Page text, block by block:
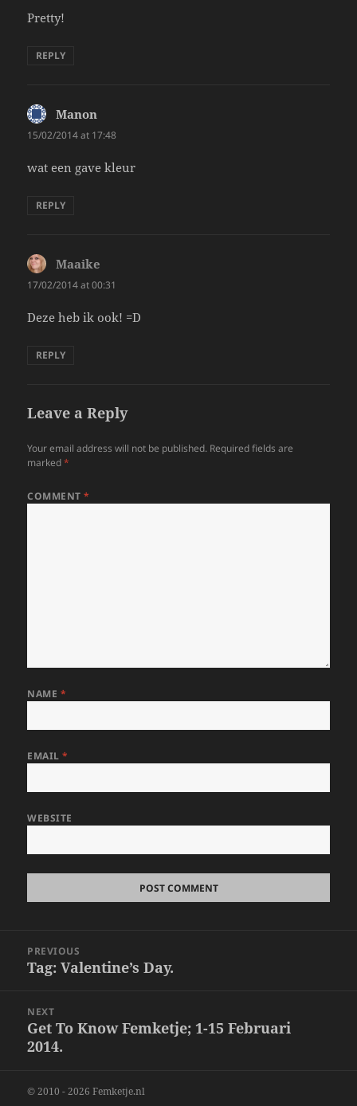
Pretty!
REPLY
Manon
15/02/2014 at 17:48
wat een gave kleur
REPLY
Maaike
17/02/2014 at 00:31
Deze heb ik ook! =D
REPLY
Leave a Reply
Your email address will not be published. Required fields are
marked*
COMMENT*
NAME *
EMAIL*
WEBSITE
navigation
PREVIOUS
Previous
Tag: Valentine’s Day.
NEXT
Next
post:
Get To Know Femketje; 1-15 Februari
2014.
© 2010 - 2026 Femketje.nl